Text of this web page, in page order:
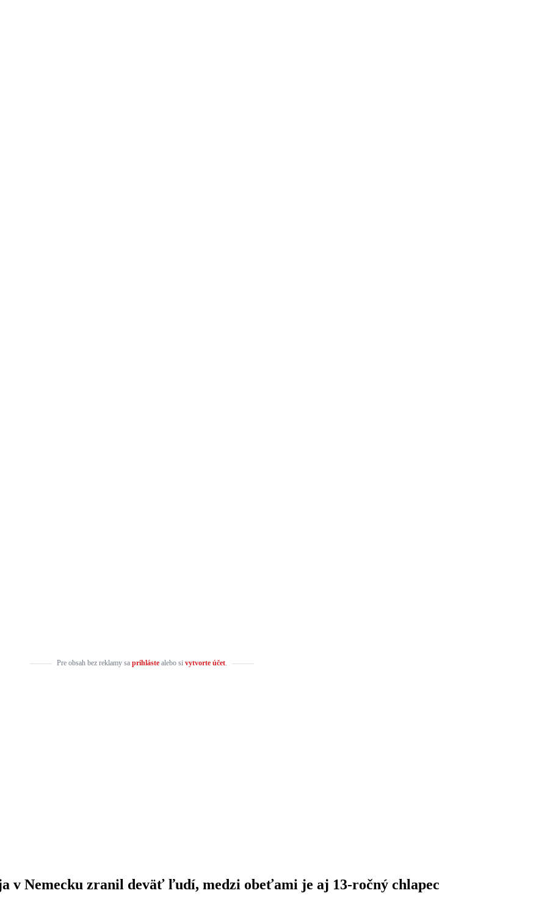
Pre obsah bez reklamy sa prihlástealebo si vytvorte účet.
v Nemecku zranil deväť ľudí, medzi obeťami je aj 13-ročný chlapec